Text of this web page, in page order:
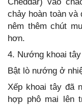
Cheddar) vào
chảy hoàn toàn
nêm thêm chút
hơn.
4. Nướng khoai tây
Bật lò nướng ở
Xếp khoai tây đã
hợp phô mai lên